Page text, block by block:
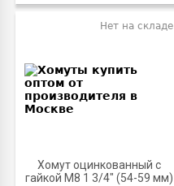
Хомут оцинкованный с
гайкой М8 1 3/4" (54-59 мм)
Нет на складе